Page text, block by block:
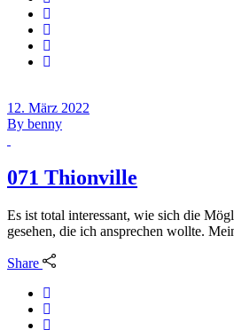
12. März 2022
By benny
071 Thionville
Es ist total interessant, wie sich die
gesehen, die ich ansprechen wollte.
Share